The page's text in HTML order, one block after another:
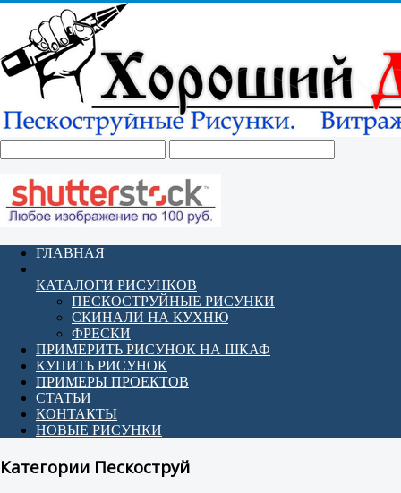
ГЛАВНАЯ
КАТАЛОГИ РИСУНКОВ
ПЕСКОСТРУЙНЫЕ РИСУНКИ
СКИНАЛИ НА КУХНЮ
ФРЕСКИ
ПРИМЕРИТЬ РИСУНОК НА ШКАФ
КУПИТЬ РИСУНОК
ПРИМЕРЫ ПРОЕКТОВ
СТАТЬИ
КОНТАКТЫ
НОВЫЕ РИСУНКИ
Категории Пескоструй